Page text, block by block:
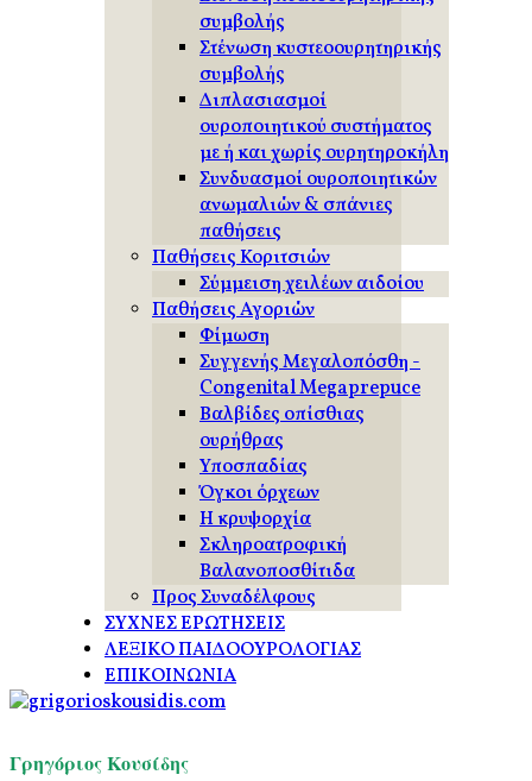
συμβολής
Στένωση κυστεοουρητηρικής
συμβολής
Διπλασιασμοί
ουροποιητικού συστήματος
με ή και χωρίς ουρητηροκήλη
Συνδυασμοί ουροποιητικών
ανωμαλιών & σπάνιες
παθήσεις
Παθήσεις Κοριτσιών
Σύμμειση χειλέων αιδοίου
Παθήσεις Αγοριών
Φίμωση
Συγγενής Μεγαλοπόσθη -
Congenital Megaprepuce
Βαλβίδες οπίσθιας
ουρήθρας
Υποσπαδίας
Όγκοι όρχεων
Η κρυψορχία
Σκληροατροφική
Βαλανοποσθίτιδα
Προς Συναδέλφους
ΣΥΧΝΕΣ ΕΡΩΤΗΣΕΙΣ
ΛΕΞΙΚΟ ΠΑΙΔΟΟΥΡΟΛΟΓΙΑΣ
ΕΠΙΚΟΙΝΩΝΙΑ
Γρηγόριος Κουσίδης